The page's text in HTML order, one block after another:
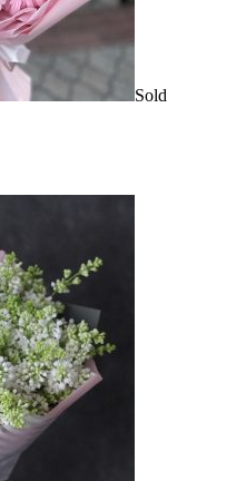
Sold